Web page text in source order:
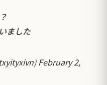
ました
February 2,